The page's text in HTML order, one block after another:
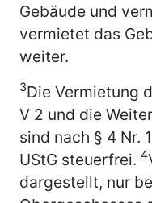
Gebäude und
vermietet das
weiter.
3Die Vermietung
V 2 und die
sind nach § 4 Nr.
UStG steuerfrei. 4
dargestellt, nur